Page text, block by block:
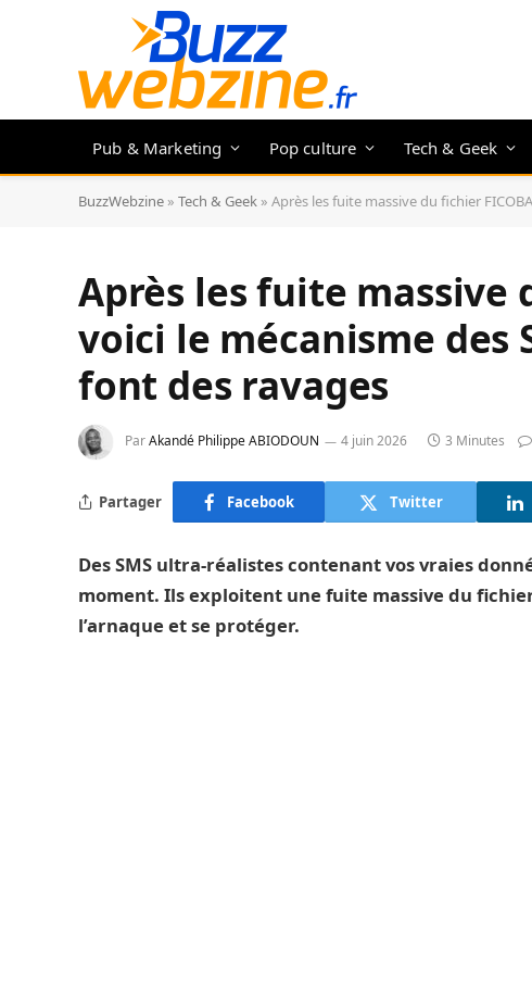
Pub & Marketing Pop culture Tech & Geek
BuzzWebzine » Tech & Geek » Après les fuite massive du fichier
Après les fuite massive
voici le mécanisme des
font des ravages
ParAkandé Philippe ABIODOUN 4 juin 2026 3 Minutes
Partager Facebook Twitter
Des SMS ultra-réalistes contenant vos vraies
moment. Ils exploitent une fuite massive du
l’arnaque et se protéger.